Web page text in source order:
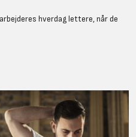
hverdag lettere, når de